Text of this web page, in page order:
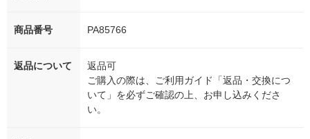
商品番号 PA85766
返品について
返品可
ご購入の際は、ご利用ガイド「返品・交換につ
いて」を必ずご確認の上、お申し込みくださ
い。